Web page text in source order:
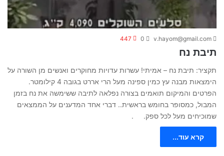
v.hayom@gmail.com
0
447
תיבת נח
תקציר: תיבת נח – אמיתי! עשרות עדויות מחוקרים ואנשים מן השורה על
הימצאות מבנה עץ כמין ספינה מעל הרי אררט בגובה 4 קילומטר.
הפרטים והמיקום תואמים בצורה נפלאה לתיבה ששימשה את נח בזמן
המבול, כמסופר בחומש בראשית.. דברי אחד המדענים על הממצאים
שמוכיחים מעל לכל ספק. .
קרא עוד...